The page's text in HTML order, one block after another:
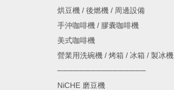
烘豆機 / 後燃機 / 周邊設備
手沖咖啡機 / 膠囊咖啡機
美式咖啡機
營業用洗碗機 / 烤箱 / 冰箱 / 製冰機
────────────────
NiCHE 磨豆機